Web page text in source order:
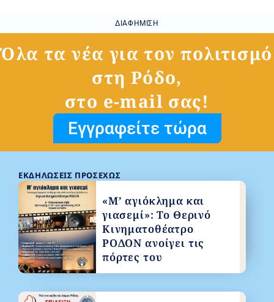
ΔΙΑΦΉΜΙΣΗ
Όλα τα νέα για τον πολιτισμό
στη Ρόδο,
στο e-mail σας!
Εγγραφείτε τώρα
ΕΚΔΗΛΏΣΕΙΣ ΠΡΟΣΕΧΏΣ
«Μ’ αγιόκλημα και
γιασεμί»: Το Θερινό
Κινηματοθέατρο
ΡΟΔΟΝ ανοίγει τις
πόρτες του